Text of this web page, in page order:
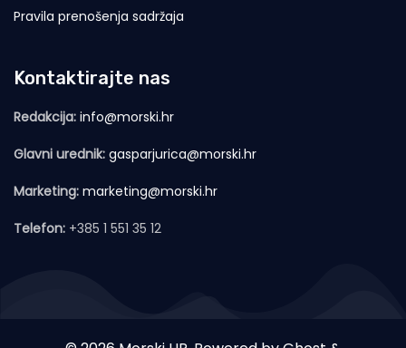
Pravila prenošenja sadržaja
Kontaktirajte nas
Redakcija: info@morski.hr
Glavni urednik: gasparjurica@morski.hr
Marketing: marketing@morski.hr
Telefon: +385 1 551 35 12